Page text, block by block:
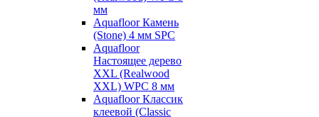
мм
Aquafloor Камень
(Stone) 4 мм SPC
Aquafloor
Настоящее дерево
XXL (Realwood
XXL) WPC 8 мм
Aquafloor Классик
клеевой (Classic